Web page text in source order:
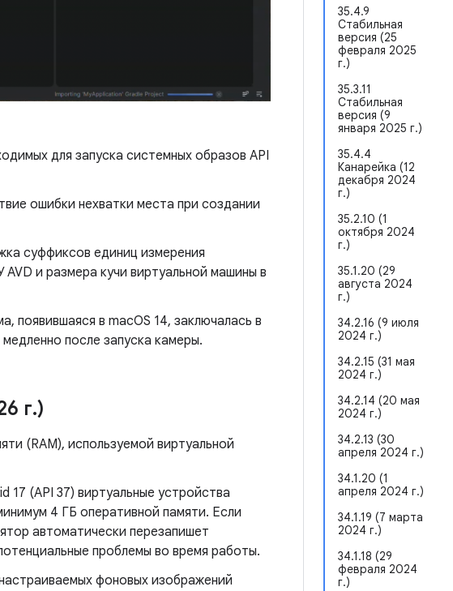
35.4.9
Стабильная
версия (25
февраля 2025
г.)
35.3.11
Стабильная
версия (9
января 2025 г.)
35.4.4
Канарейка (12
декабря 2024
г.)
35.2.10 (1
октября 2024
г.)
35.1.20 (29
августа 2024
г.)
34.2.16 (9 июля
2024 г.)
34.2.15 (31 мая
2024 г.)
34.2.14 (20 мая
2024 г.)
34.2.13 (30
апреля 2024 г.)
34.1.20 (1
апреля 2024 г.)
34.1.19 (7 марта
2024 г.)
34.1.18 (29
февраля 2024
г.)
для запуска системных образов API
ошибки нехватки места при создании
суффиксов единиц измерения
и размера кучи виртуальной машины в
появившаяся в macOS 14, заключалась в
после запуска камеры.
г.)
(RAM), используемой виртуальной
(API 37) виртуальные устройства
4 ГБ оперативной памяти. Если
автоматически перезапишет
проблемы во время работы.
фоновых изображений